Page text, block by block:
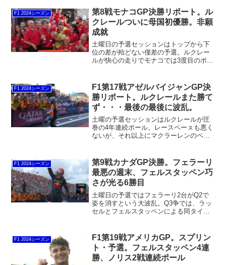
左右していくのか？またFP1では多くの
ルーキーがテスト走行するので、そうい
ったところも決勝レースに影響が出そう
です。
F1 2024シーズン
第8戦モナコGP決勝リポート。ル
クレールついに母国初優勝。非願
成就
土曜日の予選セッションはトップから下
位の差が殆どない僅差の予選。ルクレー
ルが快心の走りでモナコでは3度目のポー
のポールポジション。モナコでの決勝は
予選の時のような攻めて攻めてという姿
勢とは違い、抜けないのでとにかく我慢
比べです。
F1 2024シーズン
F1第17戦アゼルバイジャンGP決
勝リポート。ルクレールまた勝て
ず・・・最後の最後に波乱。
土曜の予選セッションはルクレールが圧
巻の4年連続ポール。レースペーㇲも悪く
ないが、それ以上にマクラーレンのペー
たいところ。今週はレッドブルのペレス
がフェルスタッペン以上に調子が良い。
久しぶりの表彰台に期待がかかります。
F1 2024シーズン
第9戦カナダGP決勝。フェラーリ
最悪の週末、フェルスタッペン巧
さが光る6勝目
土曜日の予選ではフェラーリ2台がQ2で
姿を消すという大波乱。Q3争では、ラッ
セルとフェルスタッペンによる同タイム
獲得となりました。カナダは比較的追い
抜きが容易なコースであり、決勝ともな
れば荒れることが多いグランプリとして
も知られています。
F1 2024シーズン
F1第19戦アメリカGP。スプリン
ト・予選。フェルスタッペン4連
勝、ノリス2戦連続ポール